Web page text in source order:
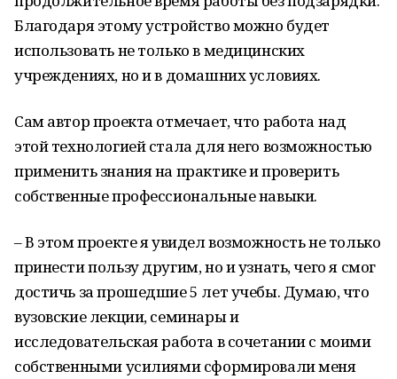
Благодаря этому устройство можно будет
использовать не только в медицинских
учреждениях, но и в домашних условиях.
Сам автор проекта отмечает, что работа над
этой технологией стала для него возможностью
применить знания на практике и проверить
собственные профессиональные навыки.
– В этом проекте я увидел возможность не только
принести пользу другим, но и узнать, чего я смог
достичь за прошедшие 5 лет учебы. Думаю, что
вузовские лекции, семинары и
исследовательская работа в сочетании с моими
собственными усилиями сформировали меня